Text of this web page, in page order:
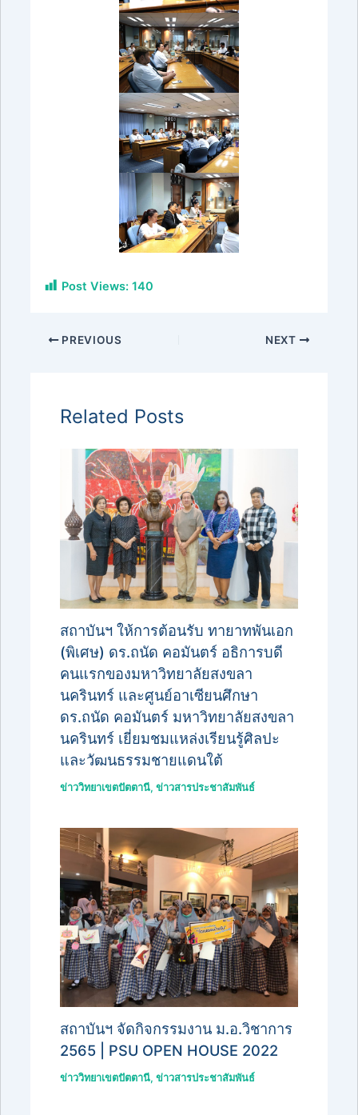
Post Views: 140
PREVIOUS NEXT
Related Posts
สถาบันฯ ให้การต้อนรับ ทายาทพันเอก
(พิเศษ) ดร.ถนัด คอมันตร์ อธิการบดี
คนแรกของมหาวิทยาลัยสงขลา
นครินทร์ และศูนย์อาเซียนศึกษา
ดร.ถนัด คอมันตร์ มหาวิทยาลัยสงขลา
นครินทร์ เยี่ยมชมแหล่งเรียนรู้ศิลปะ
และวัฒนธรรมชายแดนใต้
ข่าววิทยาเขตปัตตานี, ข่าวสารประชาสัมพันธ์
สถาบันฯ จัดกิจกรรมงาน ม.อ.วิชาการ
2565 | PSU OPEN HOUSE 2022
ข่าววิทยาเขตปัตตานี, ข่าวสารประชาสัมพันธ์